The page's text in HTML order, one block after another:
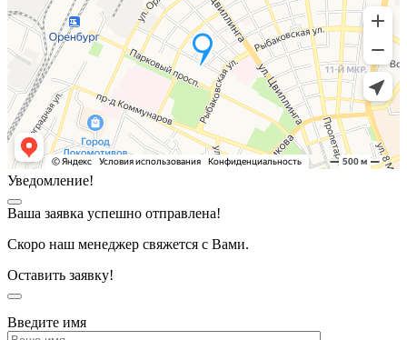
Уведомление!
Ваша заявка успешно отправлена!
Скоро наш менеджер свяжется с Вами.
Оставить заявку!
Введите имя